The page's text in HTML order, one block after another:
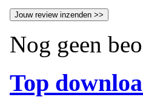
Nog geen
Top